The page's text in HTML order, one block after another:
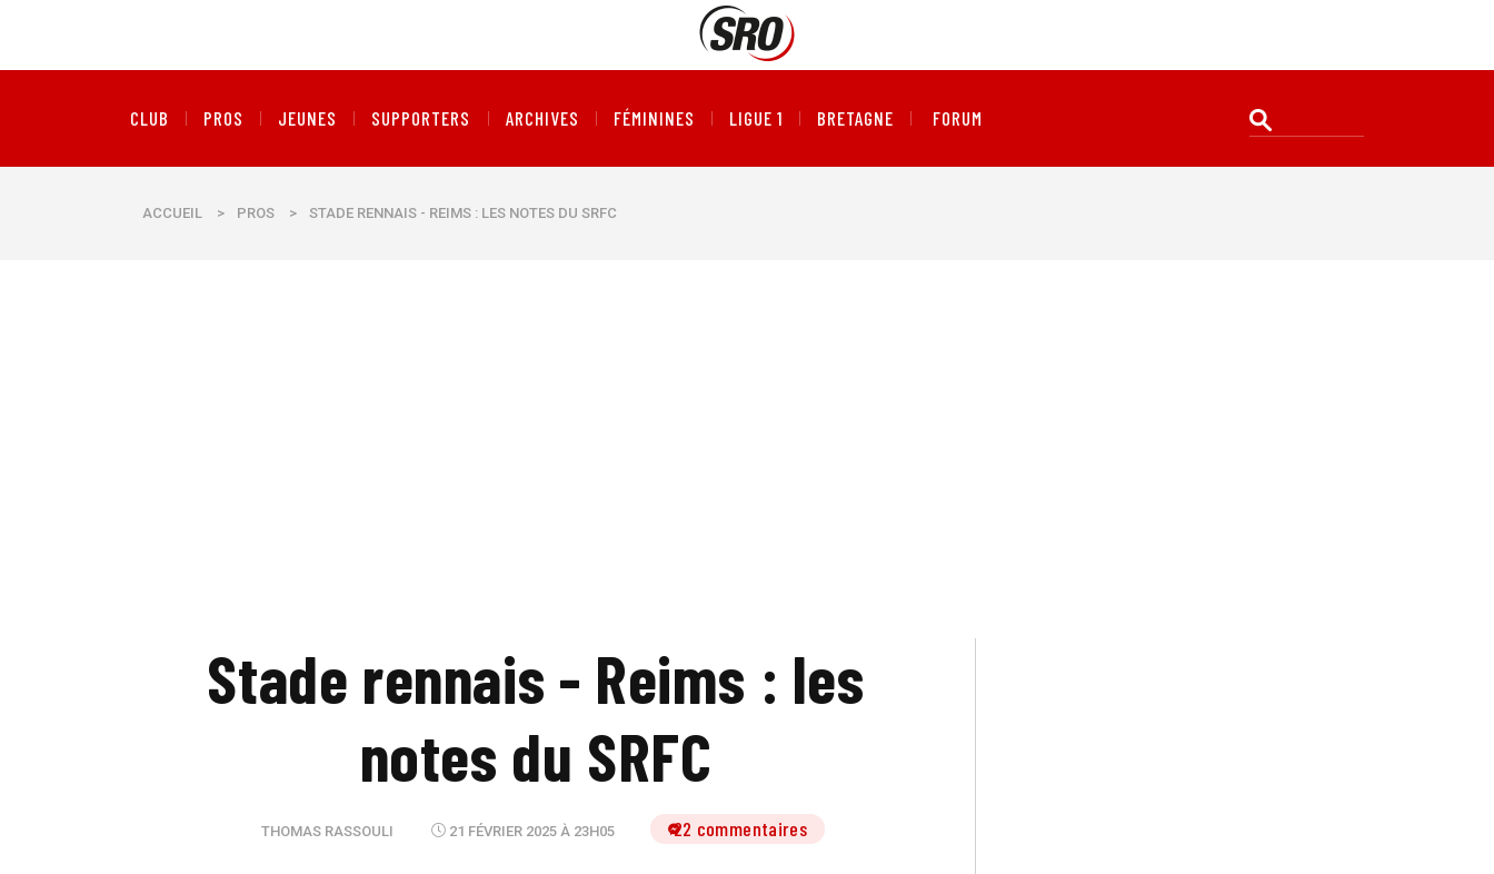
CLUB PROS JEUNES SUPPORTERS ARCHIVES FÉMININES LIGUE 1 BRETAGNE FORUM
ACCUEIL > PROS > STADE RENNAIS - REIMS : LES NOTES DU SRFC
Stade rennais - Reims : les
notes du SRFC
THOMAS RASSOULI 21 FÉVRIER 2025 À 23H05 22 commentaires